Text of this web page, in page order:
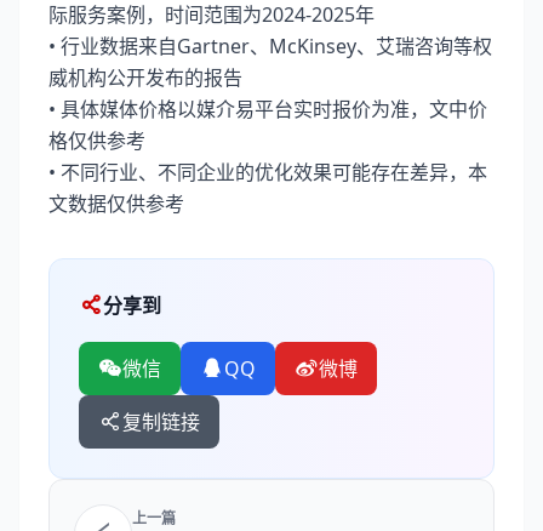
际服务案例，时间范围为2024-2025年
• 行业数据来自Gartner、McKinsey、艾瑞咨询等权
威机构公开发布的报告
• 具体媒体价格以媒介易平台实时报价为准，文中价
格仅供参考
• 不同行业、不同企业的优化效果可能存在差异，本
文数据仅供参考
分享到
微信 QQ
微博
复制链接
上一篇